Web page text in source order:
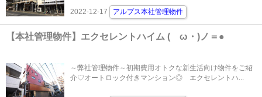
2022-12-17 アルプス本社管理物件
【本社管理物件】エクセレントハイム (ゝω・)ノ＝●
～弊社管理物件～初期費用オトクな新生活向け物件をご紹
介♡オートロック付きマンション◎ エクセレントハ...